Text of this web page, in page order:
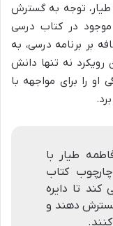
طیار، توجه به گسترش
موجود در کتاب درسی
بر برنامه درسی، به
نه تنها دانش
او را برای مواجهه با
طیار با
چارچوب کتاب
تا دایره
دهند و